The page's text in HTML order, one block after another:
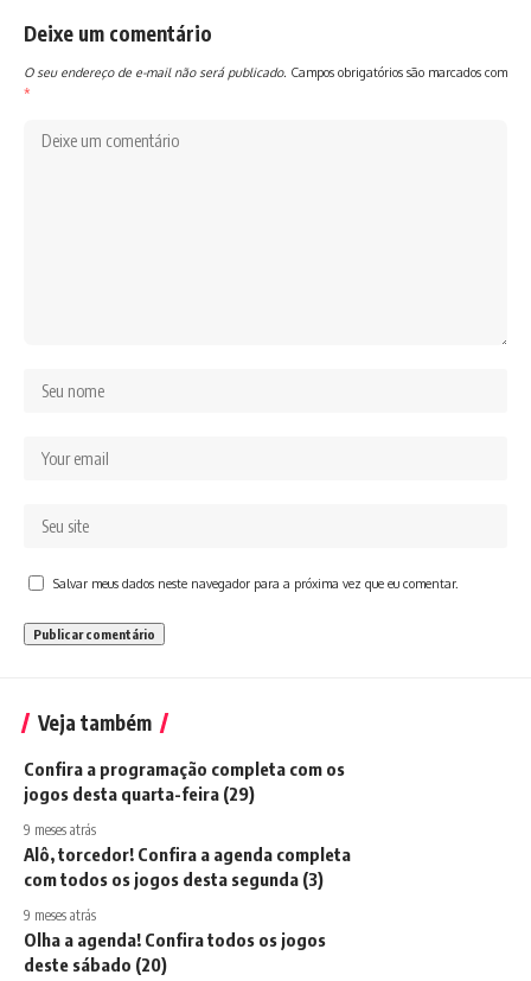
Deixe um comentário
O seu endereço de e-mail não será publicado. Campos obrigatórios são marcados com
*
Salvar meus dados neste navegador para a próxima vez que eu comentar.
Veja também
Confira a programação completa com os
jogos desta quarta-feira (29)
9 meses atrás
Alô, torcedor! Confira a agenda completa
com todos os jogos desta segunda (3)
9 meses atrás
Olha a agenda! Confira todos os jogos
deste sábado (20)